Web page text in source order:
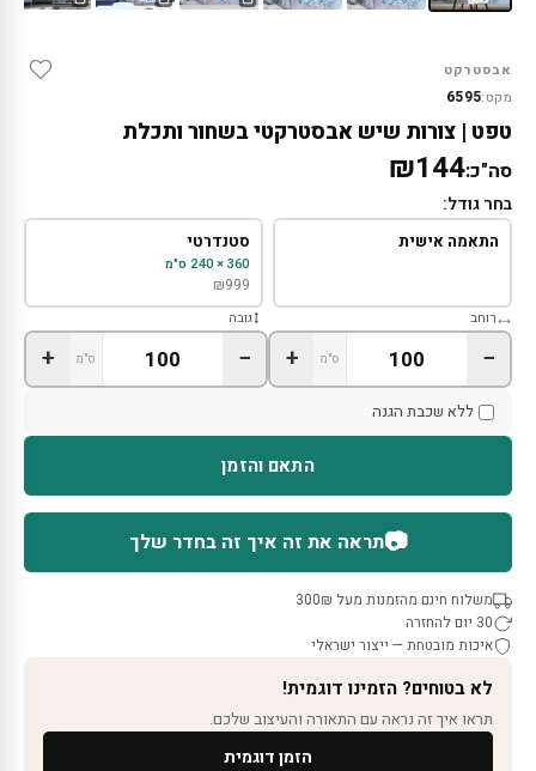
אבסטרקט
מקט:6595
טפט | צורות שיש אבסטרקטי בשחור ותכלת
סה"כ:₪144
בחר גודל:
התאמה אישית סטנדרטי
360 × 240 ס"מ
₪999
רוחב
− ס"מ +
גובה
− ס"מ +
ללא שכבת הגנה
התאם והזמן
📷תראה את זה איך זה בחדר שלך
משלוח חינם מהזמנות מעל 300₪
30 יום להחזרה
איכות מובטחת — ייצור ישראלי
לא בטוחים? הזמינו דוגמית!
תראו איך זה נראה עם התאורה והעיצוב שלכם.
הזמן דוגמית